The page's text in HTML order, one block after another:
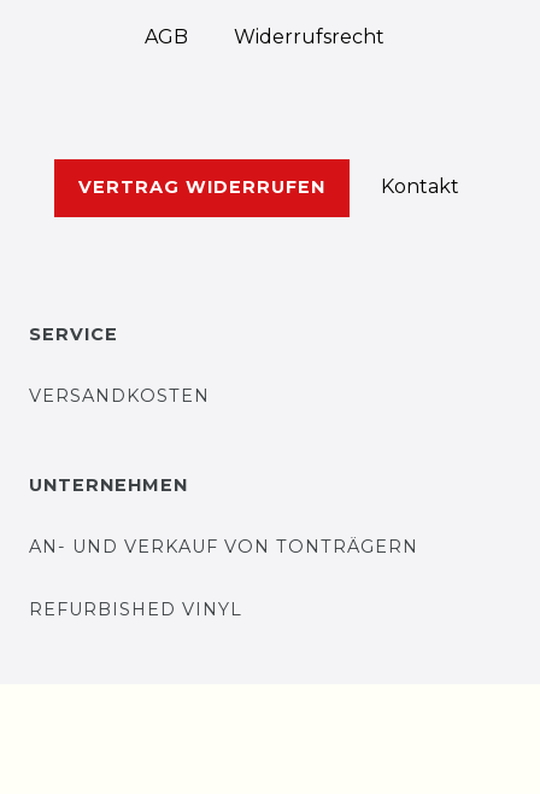
AGB Widerrufs­recht
VERTRAG WIDERRUFEN Kontakt
SERVICE
VERSANDKOSTEN
UNTERNEHMEN
AN- UND VERKAUF VON TONTRÄGERN
REFURBISHED VINYL